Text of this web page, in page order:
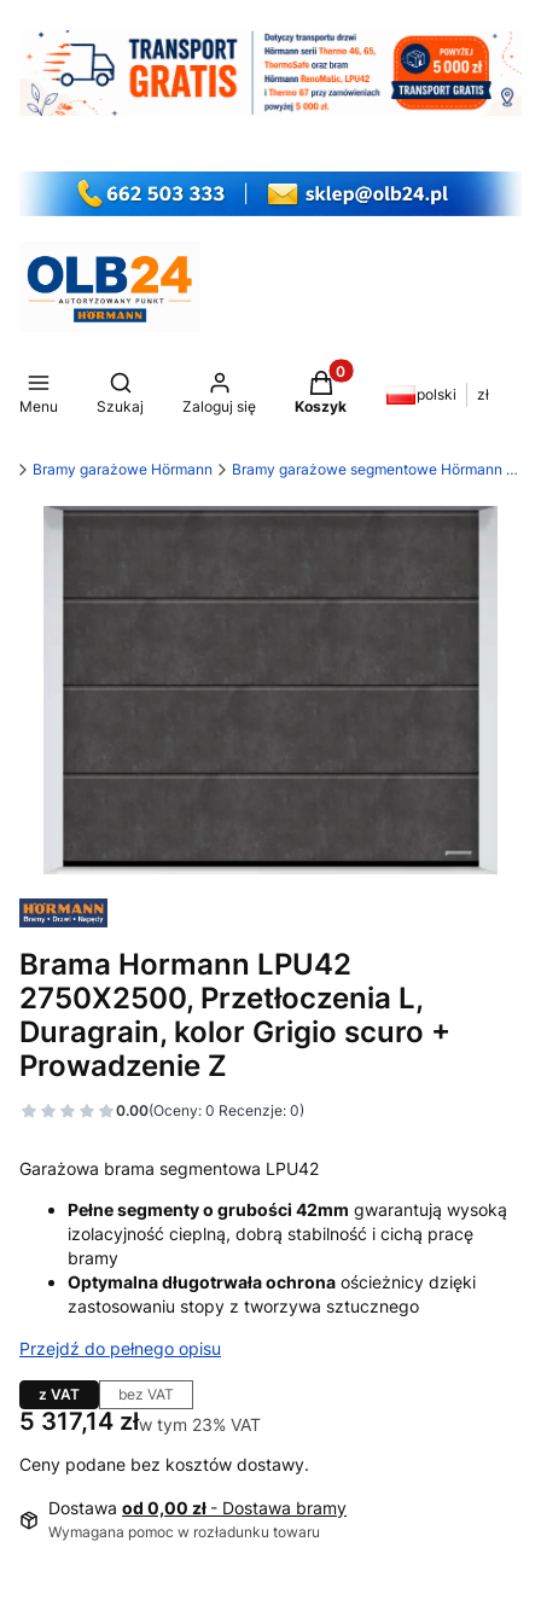
Menu
Otwórz wyszukiwarkę
Szukaj Zaloguj się
Produkty w koszyku: 0.
Koszyk
polski zł
Bramy garażowe Hörmann Bramy garażowe segmentowe Hörmann LPU 42
Brama Hormann LPU42
2750X2500, Przetłoczenia L,
Duragrain, kolor Grigio scuro +
Prowadzenie Z
0.00(Oceny: 0 Recenzje: 0)
Garażowa brama segmentowa LPU42
Pełne segmenty o grubości 42mm gwarantują wysoką
izolacyjność cieplną, dobrą stabilność i cichą pracę
bramy
Optymalna długotrwała ochrona ościeżnicy dzięki
zastosowaniu stopy z tworzywa sztucznego
Przejdź do pełnego opisu
z VAT bez VAT
Cena
5 317,14 złw tym 23% VAT
w tym 23% VAT
Ceny podane bez kosztów dostawy.
Dostawa od 0,00 zł - Dostawa bramy
Wymagana pomoc w rozładunku towaru